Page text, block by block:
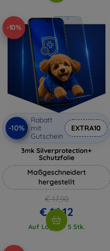
-10%
-10%
Rabatt
mit
Gutschein
EXTRA10
3mk Silverprotection+
Schutzfolie
Maßgeschneidert
hergestellt
€ 17,90
€ 16,12
Auf Lager > 5 Stk.